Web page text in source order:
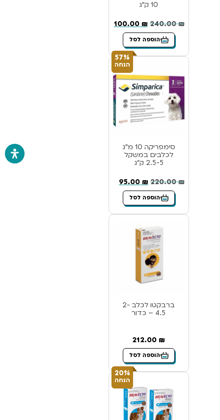
10 ק”ג
240.00₪
100.00 ₪
הוספה לסל
57%
הנחה
סימפריקה 10 מ”ג
לכלבים במשקל
2.5-5 ק”ג
220.00₪
95.00 ₪
הוספה לסל
ברבקטו לכלב 2-
4.5 – כדור
212.00 ₪
הוספה לסל
20%
הנחה